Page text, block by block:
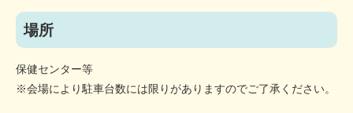
場所
保健センター等
※会場により駐車台数には限りがありますのでご了承ください。